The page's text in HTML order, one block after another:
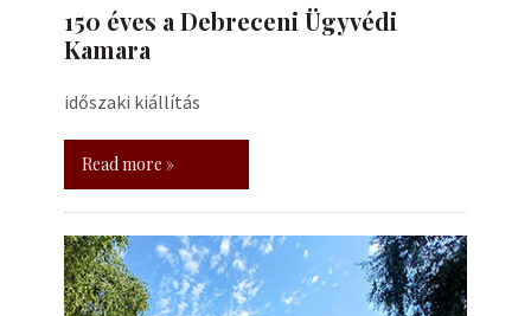
150 éves a Debreceni Ügyvédi
Kamara
időszaki kiállítás
Read more »